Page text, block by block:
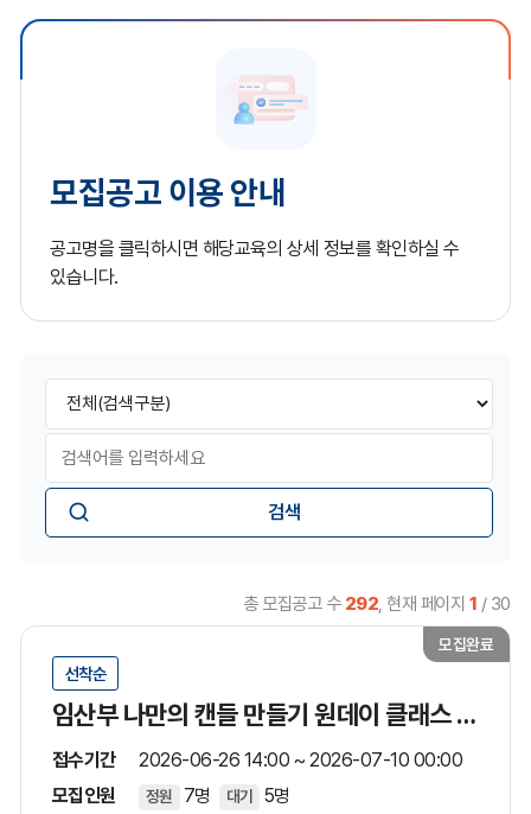
모집공고 이용 안내
공고명을 클릭하시면 해당교육의 상세 정보를 확인하실 수
있습니다.
게
판
색
검
구
검
어
총 모집공고 수 292, 현재 페이지 1 / 30
모집완료
선착순
임산부 나만의 캔들 만들기 원데이 클래스 모집
접수기간
2026-06-26 14:00 ~ 2026-07-10 00:00
모집인원
정원 7명 대기
5명